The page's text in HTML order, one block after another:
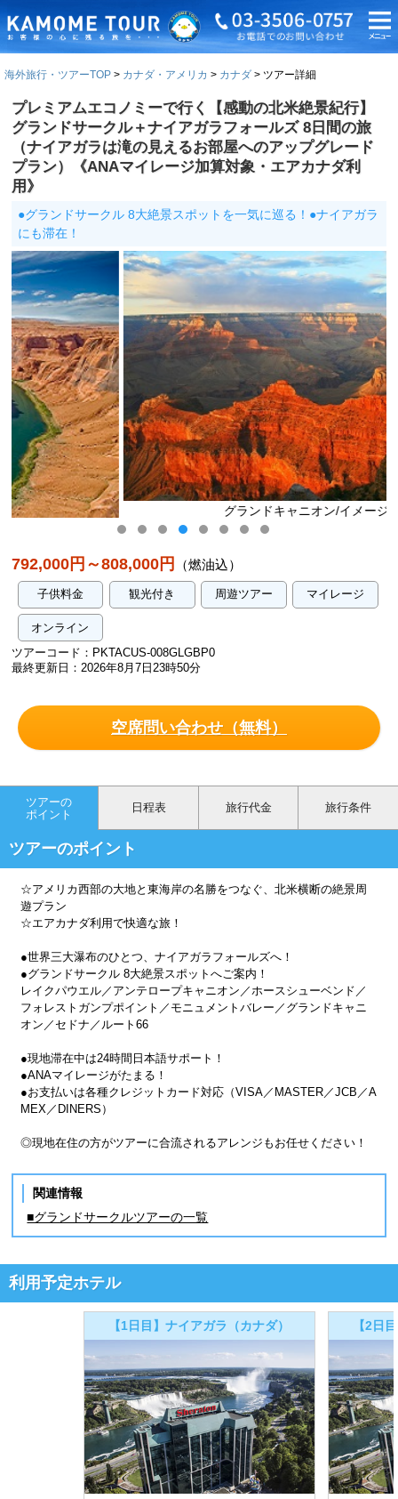
海外旅行・ツアーTOP カナダ・アメリカ カナダ ツアー詳細
プレミアムエコノミーで行く【感動の北米絶景紀行】
グランドサークル＋ナイアガラフォールズ 8日間の旅
（ナイアガラは滝の見えるお部屋へのアップグレード
プラン）《ANAマイレージ加算対象・エアカナダ利
用》
●グランドサークル 8大絶景スポットを一気に巡る！●ナイアガラ
にも滞在！
グランドキャニオン/イメージ
792,000円～808,000円 （燃油込）
子供料金 観光付き 周遊ツアー マイレージ
オンライン
ツアーコード：PKTACUS-008GLGBP0
最終更新日：2026年8月7日23時50分
空席問い合わせ（無料）
ツアーの
ポイント
日程表 旅行代金 旅行条件
ツアーのポイント
☆アメリカ西部の大地と東海岸の名勝をつなぐ、北米横断の絶景周
遊プラン
☆エアカナダ利用で快適な旅！
●世界三大瀑布のひとつ、ナイアガラフォールズへ！
●グランドサークル 8大絶景スポットへご案内！
レイクパウエル／アンテロープキャニオン／ホースシューベンド／
フォレストガンプポイント／モニュメントバレー／グランドキャニ
オン／セドナ／ルート66
●現地滞在中は24時間日本語サポート！
●ANAマイレージがたまる！
●お支払いは各種クレジットカード対応（VISA／MASTER／JCB／A
MEX／DINERS）
◎現地在住の方がツアーに合流されるアレンジもお任せください！
関連情報
■グランドサークルツアーの一覧
利用予定ホテル
【1日目】ナイアガラ（カナダ） 【2日